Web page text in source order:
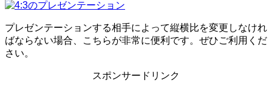
プレゼンテーションする相手によって縦横比を変更しなけれ
ばならない場合、こちらが非常に便利です。ぜひご利用くだ
さい。
スポンサードリンク